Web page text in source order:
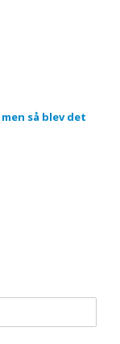
så blev det